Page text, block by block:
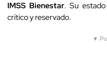
IMSS Bienestar. Su
crítico y reservado.
▼